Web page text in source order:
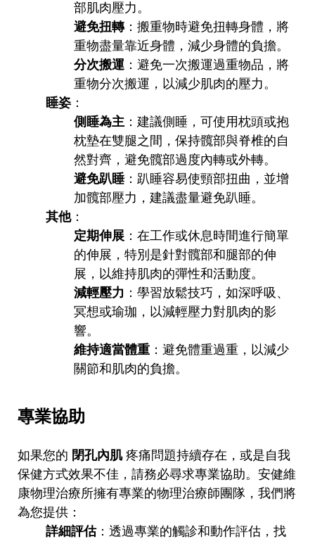
部肌肉壓力。
避免扭轉：搬重物時避免扭轉身體，將
重物盡量靠近身體，減少身體的負擔。
分次搬運 ：避免一次搬運過重物品，將
重物分次搬運，以減少肌肉的壓力。
睡姿 ：
側睡為主 ：建議側睡，可使用枕頭或抱
枕墊在雙腿之間，保持髖部與脊椎的自
然對齊，避免髖部過度內轉或外轉。
避免趴睡 ：趴睡容易使頸部扭曲，並增
加髖部壓力，建議盡量避免趴睡。
其他：
定期伸展 ：在工作或休息時間進行簡單
的伸展，特別是針對髖部和腿部的伸
展，以維持肌肉的彈性和活動度。
減輕壓力 ：學習放鬆技巧，如深呼吸、
冥想或瑜珈，以減輕壓力對肌肉的影
響。
維持適當體重 ：避免體重過重，以減少
關節和肌肉的負擔。
專業協助
如果您的 閉孔內肌疼痛問題持續存在，或是自我
保健方式效果不佳，請務必尋求專業協助。安健維
康物理治療所擁有專業的物理治療師團隊，我們將
為您提供：
詳細評估：透過專業的觸診和動作評估，找